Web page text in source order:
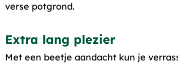
verse potgrond.
Extra lang plezier
Met een beetje aandacht kun je